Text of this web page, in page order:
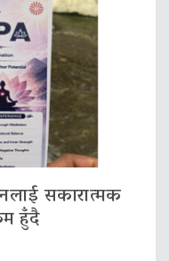
सकारात्मक
हुँदै